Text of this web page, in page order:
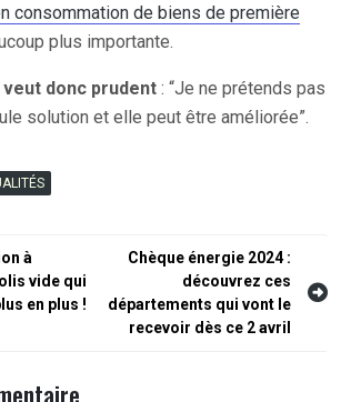
consommation de biens de première
plus importante.
veut donc prudent : “Je ne prétends pas
solution et elle peut être améliorée”.
à
vide qui
en plus !
Chèque énergie 2024 :
découvrez ces
départements qui vont le
recevoir dès ce 2 avril